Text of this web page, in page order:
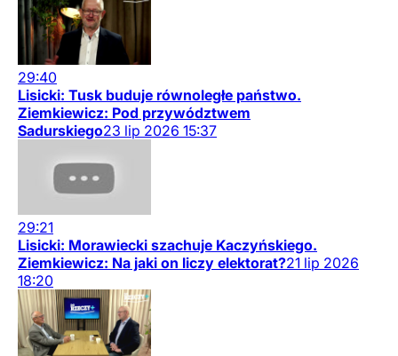
29:40
Lisicki: Tusk buduje równoległe państwo.
Ziemkiewicz: Pod przywództwem
Sadurskiego23 lip 2026 15:37
29:21
Lisicki: Morawiecki szachuje Kaczyńskiego.
Ziemkiewicz: Na jaki on liczy elektorat?21 lip 2026
18:20